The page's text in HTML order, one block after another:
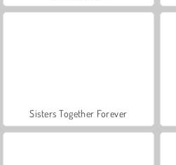
Sisters Together Forever